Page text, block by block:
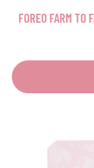
FOREO FARM TO